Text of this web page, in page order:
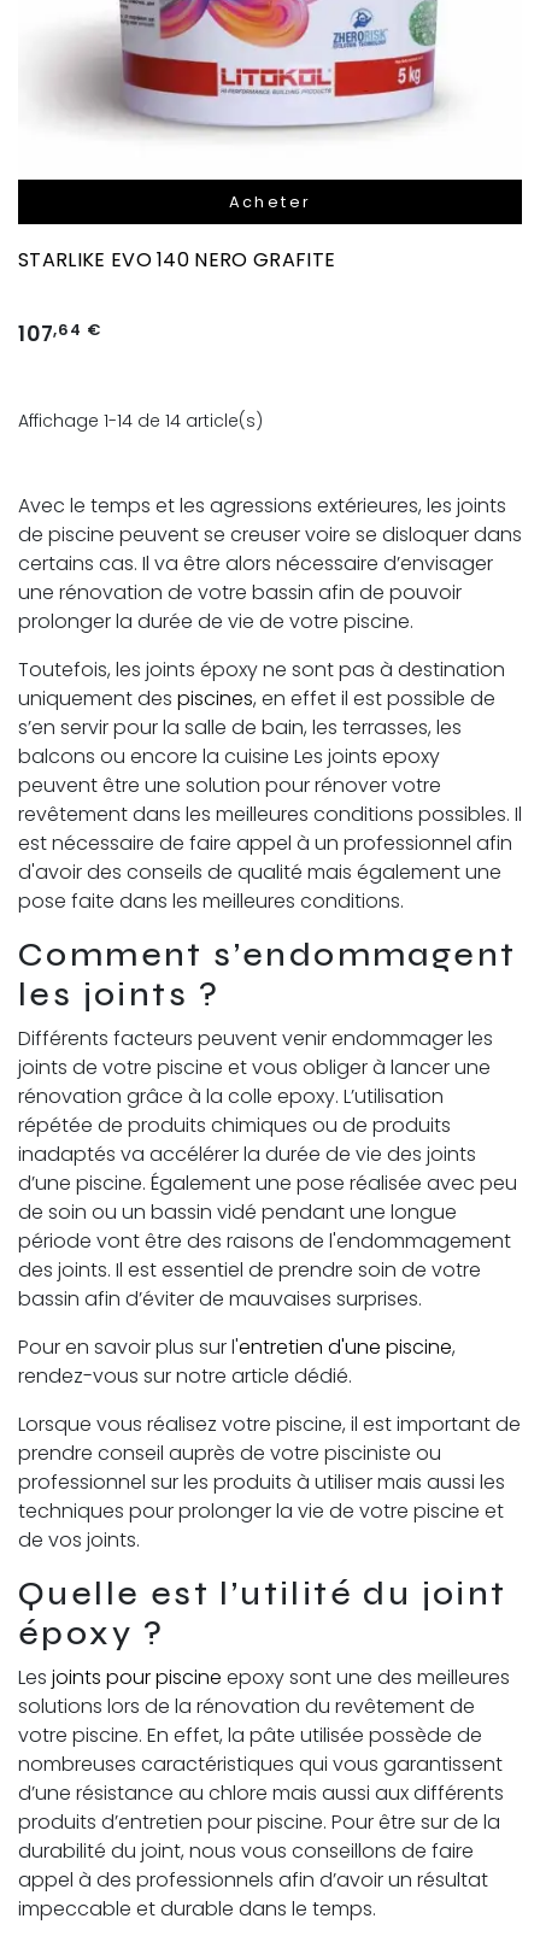
Acheter
STARLIKE EVO 140 NERO GRAFITE
107,64 €
Affichage 1-14 de 14 article(s)
Avec le temps et les agressions extérieures, les joints
de piscine peuvent se creuser voire se disloquer dans
certains cas. Il va être alors nécessaire d’envisager
une rénovation de votre bassin afin de pouvoir
prolonger la durée de vie de votre piscine.
Toutefois, les joints époxy ne sont pas à destination
uniquement des piscines, en effet il est possible de
s’en servir pour la salle de bain, les terrasses, les
balcons ou encore la cuisine Les joints epoxy
peuvent être une solution pour rénover votre
revêtement dans les meilleures conditions possibles. Il
est nécessaire de faire appel à un professionnel afin
d'avoir des conseils de qualité mais également une
pose faite dans les meilleures conditions.
Comment s’endommagent
les joints ?
Différents facteurs peuvent venir endommager les
joints de votre piscine et vous obliger à lancer une
rénovation grâce à la colle epoxy. L’utilisation
répétée de produits chimiques ou de produits
inadaptés va accélérer la durée de vie des joints
d’une piscine. Également une pose réalisée avec peu
de soin ou un bassin vidé pendant une longue
période vont être des raisons de l'endommagement
des joints. Il est essentiel de prendre soin de votre
bassin afin d’éviter de mauvaises surprises.
Pour en savoir plus sur l'entretien d'une piscine,
rendez-vous sur notre article dédié.
Lorsque vous réalisez votre piscine, il est important de
prendre conseil auprès de votre pisciniste ou
professionnel sur les produits à utiliser mais aussi les
techniques pour prolonger la vie de votre piscine et
de vos joints.
Quelle est l’utilité du joint
époxy ?
Les joints pour piscine epoxy sont une des meilleures
solutions lors de la rénovation du revêtement de
votre piscine. En effet, la pâte utilisée possède de
nombreuses caractéristiques qui vous garantissent
d’une résistance au chlore mais aussi aux différents
produits d’entretien pour piscine. Pour être sur de la
durabilité du joint, nous vous conseillons de faire
appel à des professionnels afin d’avoir un résultat
impeccable et durable dans le temps.